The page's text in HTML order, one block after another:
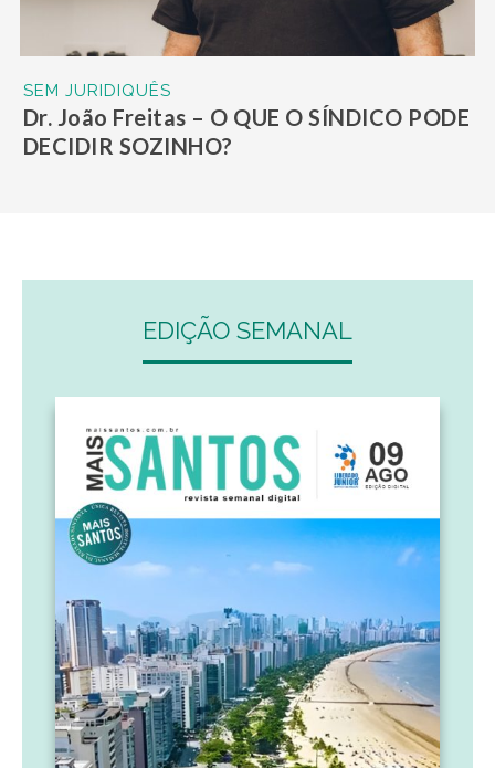
SEM JURIDIQUÊS
Dr. João Freitas – O QUE O SÍNDICO PODE
DECIDIR SOZINHO?
EDIÇÃO SEMANAL